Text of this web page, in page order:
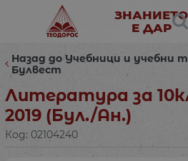
ЗНАНИЕТО
Е ДАР
Назад до Учебници и учебни
Булвест
Литература за
2019 (Бул./Ан.)
Код: 02104240